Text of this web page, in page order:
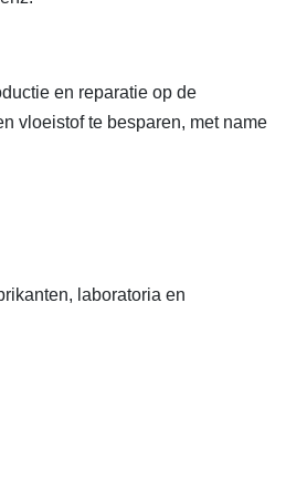
en reparatie op de
vloeistof te besparen, met name
laboratoria en